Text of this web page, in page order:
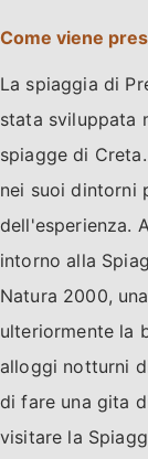
Come viene
La spiaggia di
stata sviluppata
spiagge di
nei suoi dintorni
dell'esperienza.
intorno alla
Natura 2000,
ulteriormente la
alloggi notturni
di fare una gita
visitare la